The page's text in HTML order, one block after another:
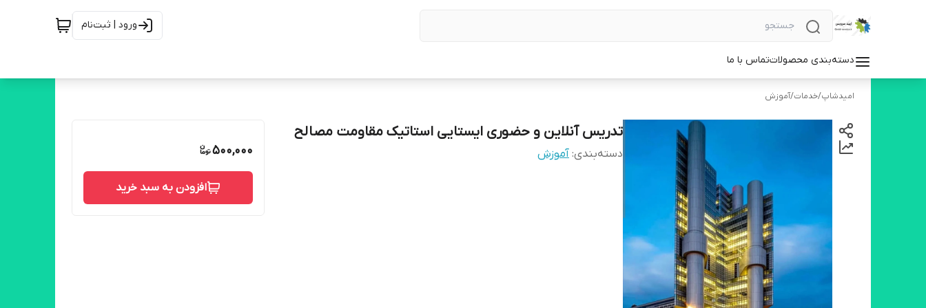
ورود | ثبت‌نام
دسته‌بندی محصولاتتماس با ما
امیدشاپ/خدمات/آموزش
تدریس آنلاین و حضوری ایستایی استاتیک مقاومت مصالح
دسته‌بندی: آموزش 500,000
افزودن به سبد خرید